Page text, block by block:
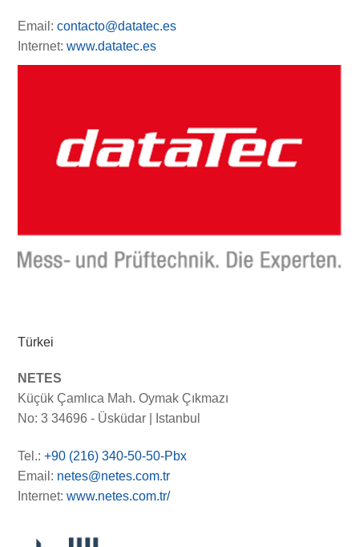
Email:contacto@datatec.es
Internet:www.datatec.es
Türkei
NETES
Küçük Çamlıca Mah. Oymak Çıkmazı
No: 3 34696 - Üsküdar | Istanbul
Tel.:+90 (216) 340-50-50-Pbx
Email: netes@netes.com.tr
Internet:www.netes.com.tr/